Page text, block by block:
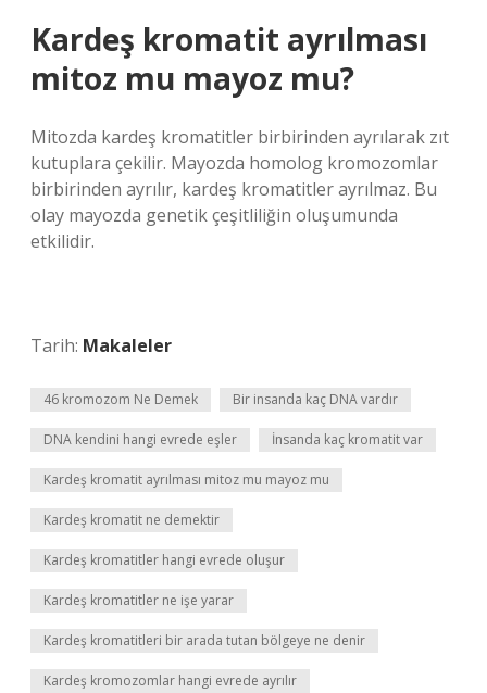
Kardeş kromatit ayrılması
mitoz mu mayoz mu?
Mitozda kardeş kromatitler birbirinden ayrılarak zıt
kutuplara çekilir. Mayozda homolog kromozomlar
birbirinden ayrılır, kardeş kromatitler ayrılmaz. Bu
olay mayozda genetik çeşitliliğin oluşumunda
etkilidir.
Tarih: Makaleler
46 kromozom Ne Demek Bir insanda kaç DNA vardır
DNA kendini hangi evrede eşler İnsanda kaç kromatit var
Kardeş kromatit ayrılması mitoz mu mayoz mu
Kardeş kromatit ne demektir
Kardeş kromatitler hangi evrede oluşur
Kardeş kromatitler ne işe yarar
Kardeş kromatitleri bir arada tutan bölgeye ne denir
Kardeş kromozomlar hangi evrede ayrılır